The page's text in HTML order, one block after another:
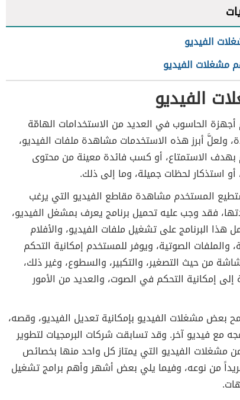
الفيديو
مشغلات الفيديو
الفيديو
الحاسوب في العديد من الاستخدامات الهامّة
ولعلَّ أبرز هذه الاستخدمات مشاهدة ملفات الفيديو،
بهدف الاستمتاع، أو كسب فائدة معينة من محتوى
أو استذكار لحظات جميلة، وما إلى ذلك.
المستخدم مشاهدة مقاطع الفيديو التي يرغب
فقد وجب عليه تحميل برنامج يعرف بمشغل الفيديو،
هذا البرنامج على تشغيل ملفات الفيديو، والأفلام
والملفات الصوتية، ويوفر للمستخدم إمكانية التحكم
من حيث التصغير، والتكبير، والسطوع، وغير ذلك،
إلى إمكانية التحكم في الصوت، والعديد من الأمور
بعض مشغلات الفيديو بإمكانية تعديل الفيديو، وقصه،
مع فيديو آخر. وقد تسابقت شركات البرمجيات لتطوير
مشغلات الفيديو التي يمتاز كل واحد منها بخصائص
من نوعه، وفيما يلي بعض أشهر وأهم برامج تشغيل